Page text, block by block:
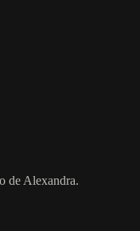
de Alexandra.